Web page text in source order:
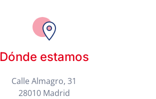
Dónde estamos
Calle Almagro, 31
28010 Madrid